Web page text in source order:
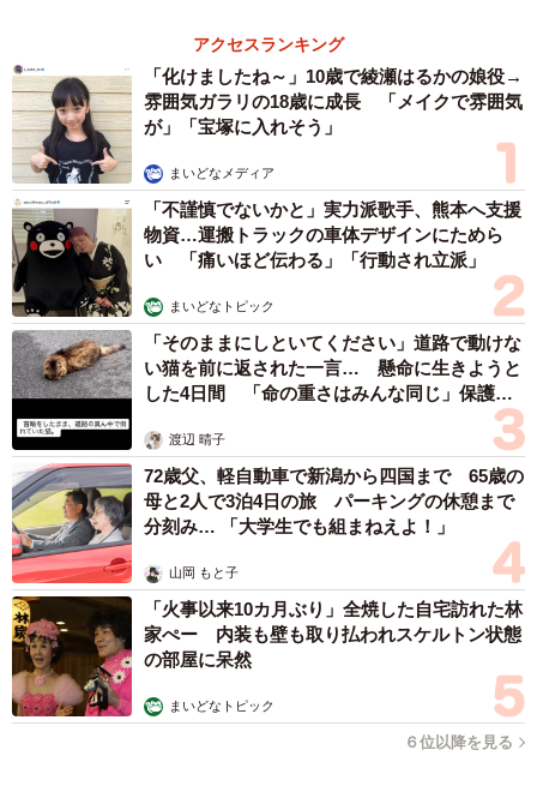
3児の母 43歳女優の肩見せコーデでファンざ
わざわ 「色っぽすぎて思わず二度見」「むっ
かしからずっと可愛い」
まいどなトピック
2026.08.07
あのちゃん、雨の日のショーパン姿に「雨が似
合う」「脚めっちゃきれい！」「水も滴る良い
アーティスト」 幻想的な近影が話題
まいどなメディア
2026.08.07
【漫画】周囲の目を気にせず遊べる！洗濯物も
干せる！最近人気の戸建ての「中庭」 ところ
が…実際住んでみて分かった後悔ポイント
中瀬 えみ
2026.08.07
難聴のお姉ちゃんに5歳の妹が手話通訳 互いに支え合う家族の
日常に反響「妹ちゃん、頼もしい」「かわいい通訳さん」